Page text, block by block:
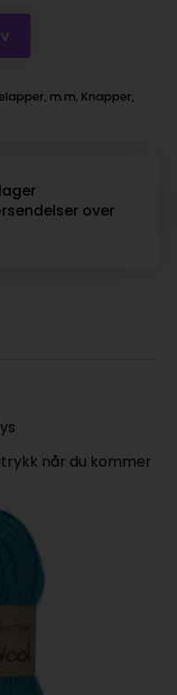
m.m, Knapper,
over
når du kommer